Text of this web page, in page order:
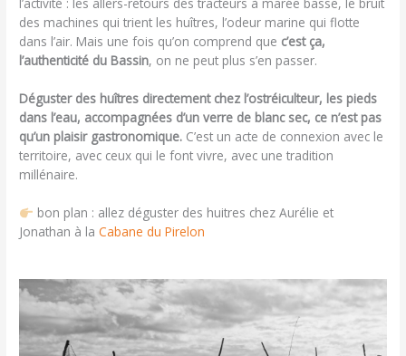
l’activité : les allers-retours des tracteurs à marée basse, le bruit
des machines qui trient les huîtres, l’odeur marine qui flotte
dans l’air. Mais une fois qu’on comprend que c’est ça,
l’authenticité du Bassin, on ne peut plus s’en passer.
Déguster des huîtres directement chez l’ostréiculteur, les pieds
dans l’eau, accompagnées d’un verre de blanc sec, ce n’est pas
qu’un plaisir gastronomique. C’est un acte de connexion avec le
territoire, avec ceux qui le font vivre, avec une tradition
millénaire.
bon plan : allez déguster des huitres chez Aurélie et
Jonathan à laCabane du Pirelon